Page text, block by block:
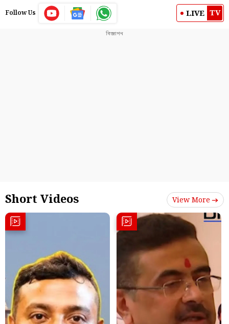
Follow Us LIVE TV
Short Videos View More